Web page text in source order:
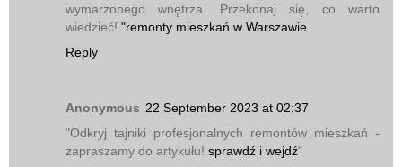
wymarzonego wnętrza. Przekonaj się, co warto
wiedzieć! "remonty mieszkań w Warszawie
Reply
Anonymous 22 September 2023 at 02:37
"Odkryj tajniki profesjonalnych remontów mieszkań -
zapraszamy do artykułu! sprawdź i wejdź"